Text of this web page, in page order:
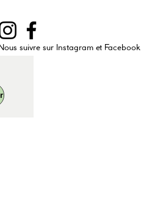
Nous suivre sur Instagram et Facebook